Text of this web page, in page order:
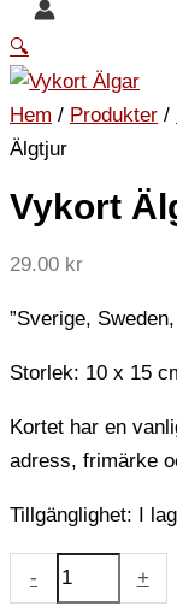
🔍
Hem / Produkter /
Älgtjur
Vykort
29.00 kr
”Sverige,
Storlek: 10 x 15
Kortet har en
adress, frimärke
Tillgänglighet: I
- +